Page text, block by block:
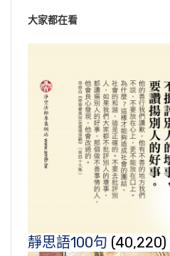
大家都在看
靜思語100句 (40,220)